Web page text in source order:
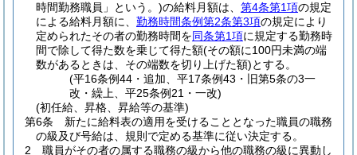
時間勤務職員」という。)の給料月額は、 第4条第1項の規定
による給料月額に、 勤務時間条例第2条第3項の規定により
定められたその者の勤務時間を同条第1項に規定する勤務時
間で除して得た数を乗じて得た額(その額に100円未満の端
数があるときは、その端数を切り上げた額)とする。
(平16条例44・追加、平17条例43・旧第5条の3一
改・繰上、平25条例21・一改)
(初任給、昇格、昇給等の基準)
第6条
新たに給料表の適用を受けることとなった職員の職務
の級及び号給は、規則で定める基準に従い決定する。
2
職員がその者の属する職務の級から他の職務の級に異動し